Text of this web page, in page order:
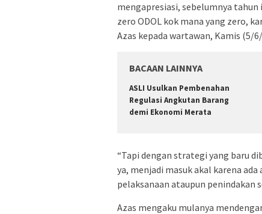
mengapresiasi, sebelumnya tahun
zero ODOL kok mana yang zero,
Azas kepada wartawan, Kamis (5/
BACAAN LAINNYA
ASLI Usulkan Pembenahan
Regulasi Angkutan Barang
demi Ekonomi Merata
“Tapi dengan strategi yang baru
ya, menjadi masuk akal karena
pelaksanaan ataupun penindakan
Azas mengaku mulanya